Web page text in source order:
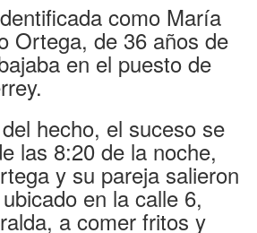
como María
Ortega, de 36 años de
en el puesto de
hecho, el suceso se
las 8:20 de la noche,
y su pareja salieron
en la calle 6,
a comer fritos y